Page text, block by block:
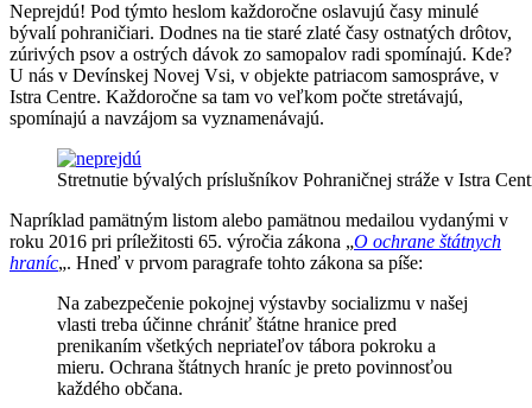
Neprejdú! Pod týmto heslom každoročne oslavujú časy minulé
bývalí pohraničiari. Dodnes na tie staré zlaté časy ostnatých drôtov,
zúrivých psov a ostrých dávok zo samopalov radi spomínajú. Kde?
U nás v Devínskej Novej Vsi, v objekte patriacom samospráve, v
Istra Centre. Každoročne sa tam vo veľkom počte stretávajú,
spomínajú a navzájom sa vyznamenávajú.
Stretnutie bývalých príslušníkov Pohraničnej stráže v Istra
Napríklad pamätným listom alebo pamätnou medailou vydanými v
roku 2016 pri príležitosti 65. výročia zákona „O ochrane štátnych
hraníc„. Hneď v prvom paragrafe tohto zákona sa píše:
Na zabezpečenie pokojnej výstavby socializmu v našej
vlasti treba účinne chrániť štátne hranice pred
prenikaním všetkých nepriateľov tábora pokroku a
mieru. Ochrana štátnych hraníc je preto povinnosťou
každého občana.